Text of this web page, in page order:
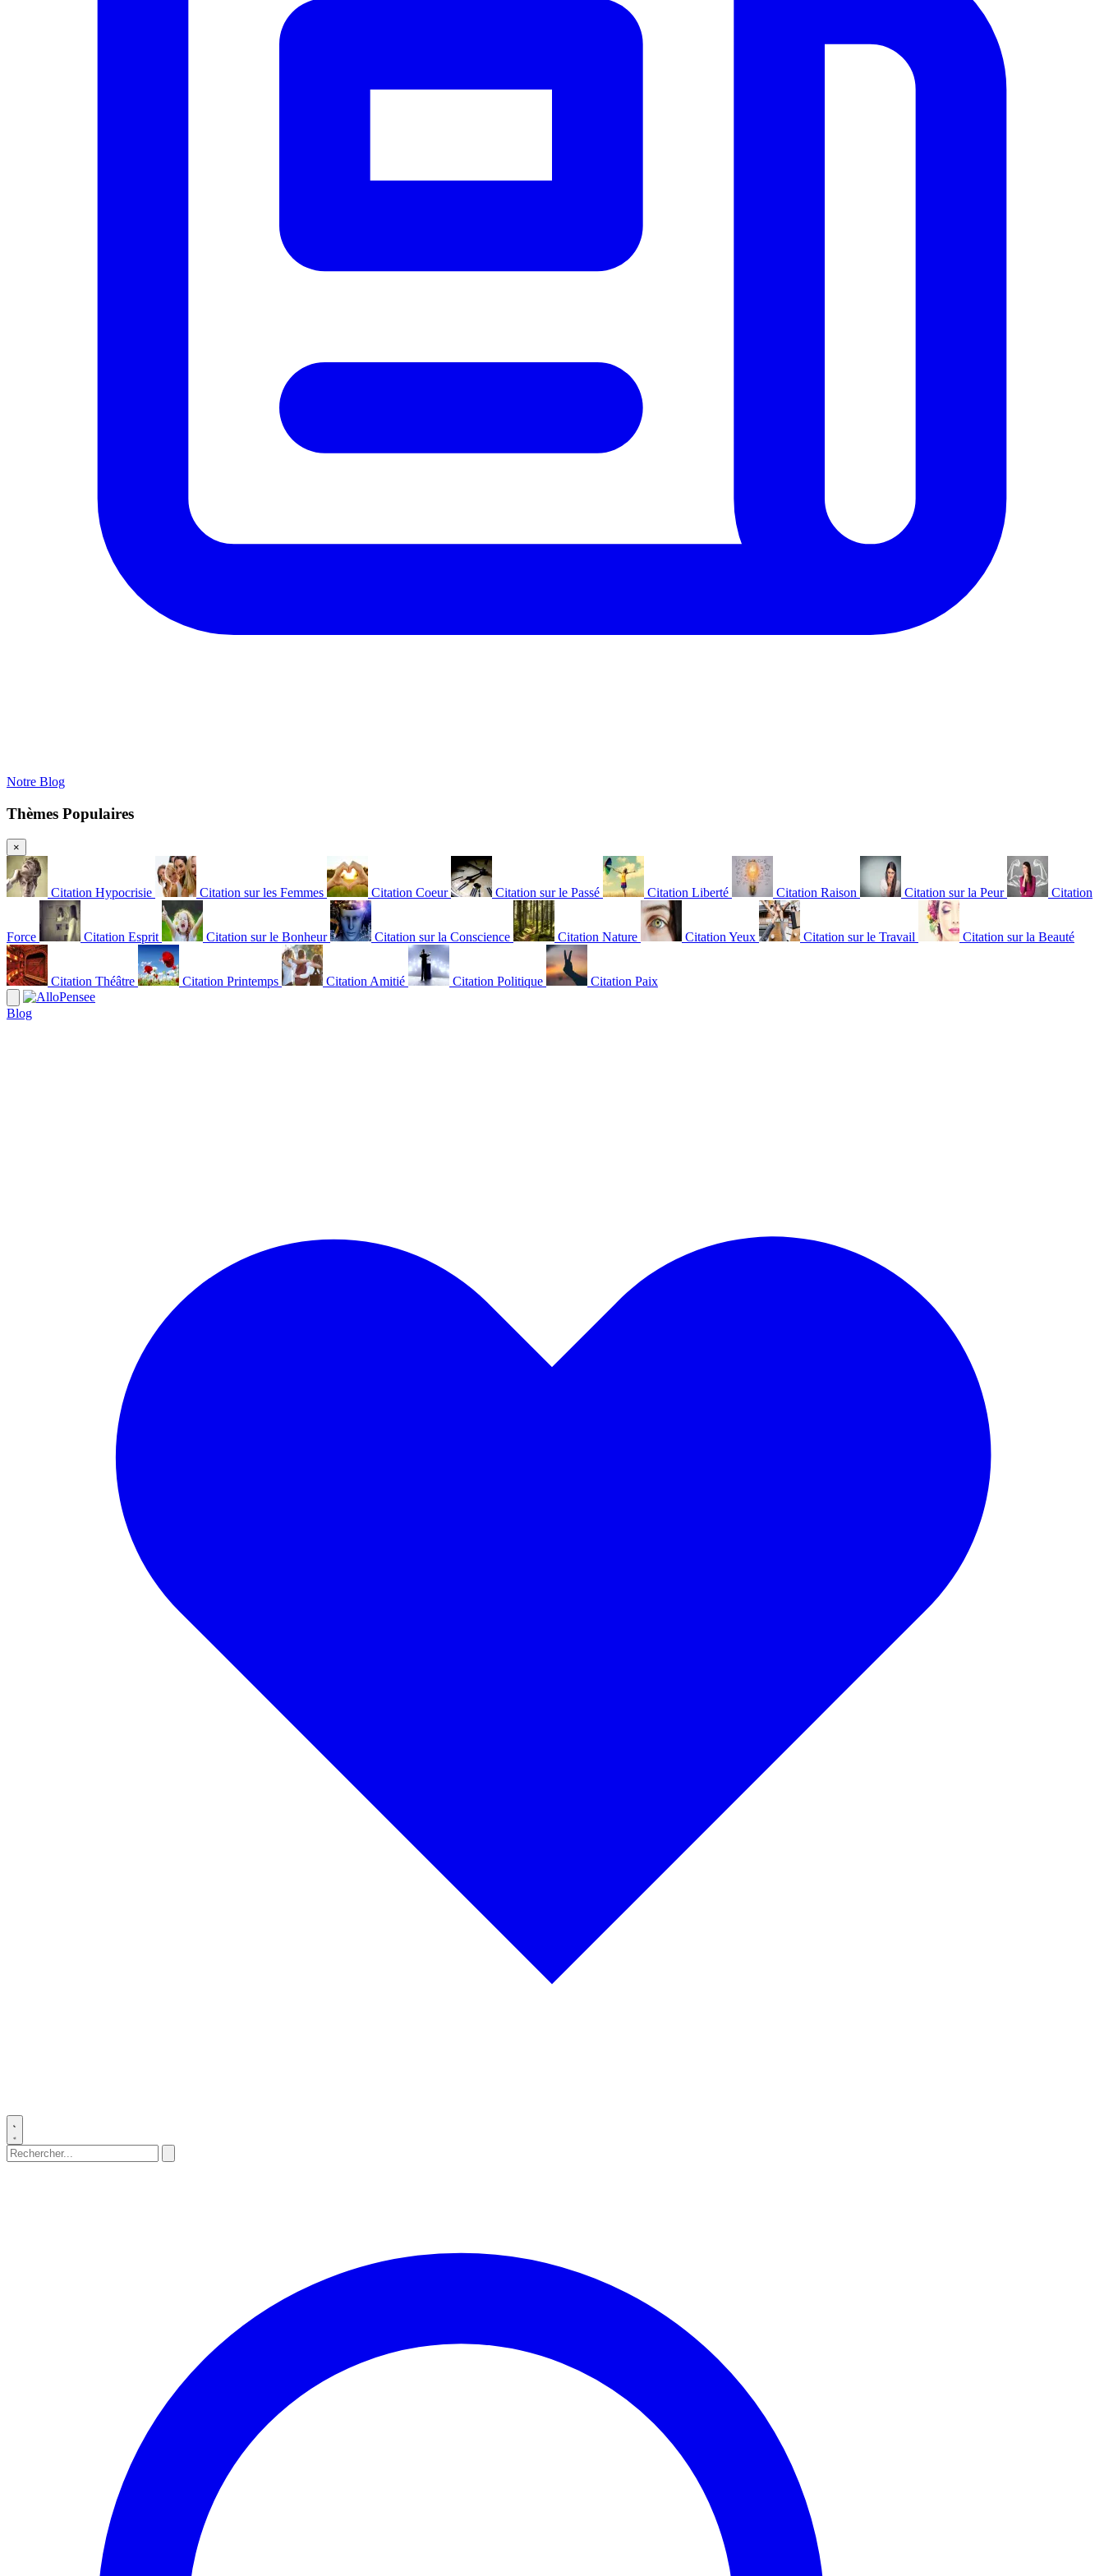
Notre Blog
Thèmes Populaires
×
Citation Hypocrisie Citation sur les Femmes Citation Coeur Citation sur le Passé Citation Liberté Citation Raison Citation sur la Peur Citation
Force Citation Esprit Citation sur le Bonheur Citation sur la Conscience Citation Nature Citation Yeux Citation sur le Travail Citation sur la Beauté
Citation Théâtre Citation Printemps Citation Amitié Citation Politique Citation Paix
Blog